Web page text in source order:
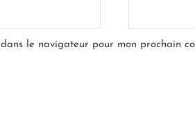
le navigateur pour mon prochain